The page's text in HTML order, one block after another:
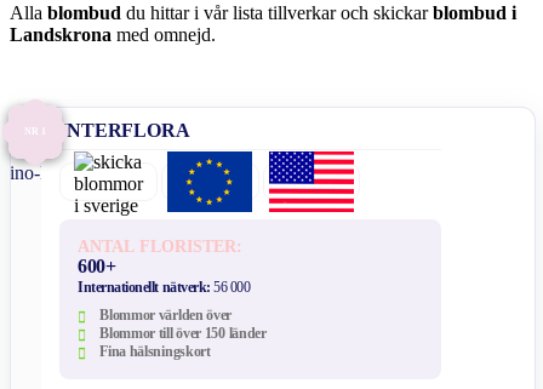
Alla blombud du hittar i vår lista tillverkar och skickarblombud i
Landskrona med omnejd.
NR 1 INTERFLORA
ANTAL FLORISTER:
600+
Internationellt nätverk:56 000
Blommor världen över
Blommor till över 150 länder
Fina hälsningskort